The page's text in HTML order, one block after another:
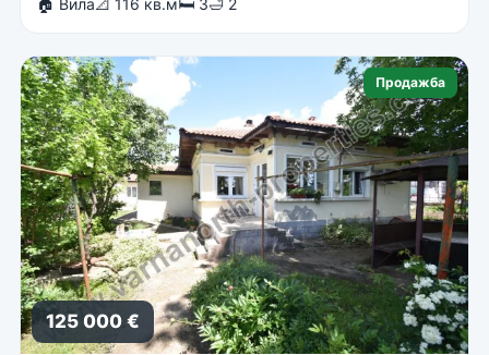
Продажба
125 000 €